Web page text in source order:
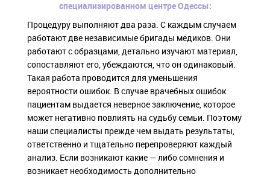
специализированном центре Одессы:
Процедуру выполняют два раза. С каждым случаем
работают две независимые бригады медиков. Они
работают с образцами, детально изучают материал,
сопоставляют его, убеждаются, что он одинаковый.
Такая работа проводится для уменьшения
вероятности ошибок. В случае врачебных ошибок
пациентам выдается неверное заключение, которое
может негативно повлиять на судьбу семьи. Поэтому
наши специалисты прежде чем выдать результаты,
ответственно и тщательно перепроверяют каждый
анализ. Если возникают какие — либо сомнения и
возникает необходимость дополнительно